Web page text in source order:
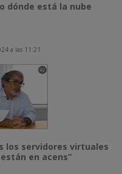
dónde está la nube
a las 11:21
los servidores virtuales
en acens”